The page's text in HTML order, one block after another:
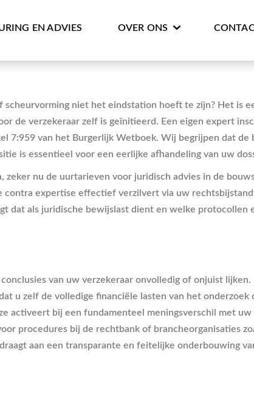
EN ADVIES OVER ONS
niet het eindstation hoeft te zijn? Het is
de verzekeraar zelf is geïnitieerd. Een eigen expert
van het Burgerlijk Wetboek. Wij begrijpen dat de
is essentieel voor een eerlijke afhandeling van uw
nu de uurtarieven voor juridisch advies in de
expertise effectief verzilvert via uw
als juridische bewijslast dient en welke protocollen
van uw verzekeraar onvolledig of onjuist lijken.
u zelf de volledige financiële lasten van het onderzoek
activeert bij een fundamenteel meningsverschil met uw
procedures bij de rechtbank of brancheorganisaties
aan een transparante en feitelijke onderbouwing